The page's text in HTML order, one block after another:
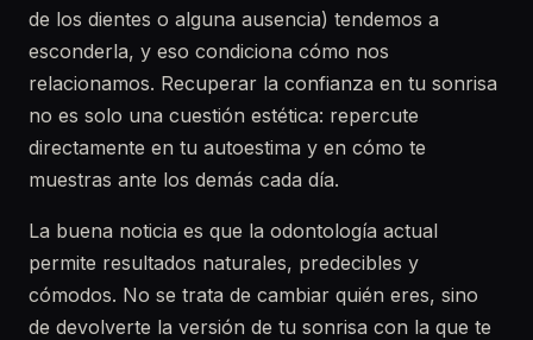
de los dientes o alguna ausencia) tendemos a
esconderla, y eso condiciona cómo nos
relacionamos. Recuperar la confianza en tu sonrisa
no es solo una cuestión estética: repercute
directamente en tu autoestima y en cómo te
muestras ante los demás cada día.
La buena noticia es que la odontología actual
permite resultados naturales, predecibles y
cómodos. No se trata de cambiar quién eres, sino
de devolverte la versión de tu sonrisa con la que te